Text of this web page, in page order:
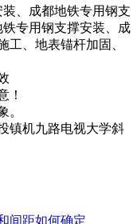
、成都地铁专用钢支
专用钢支撑安装、成
工、地表锚杆加固、
！
。
镇机九路电视大学斜